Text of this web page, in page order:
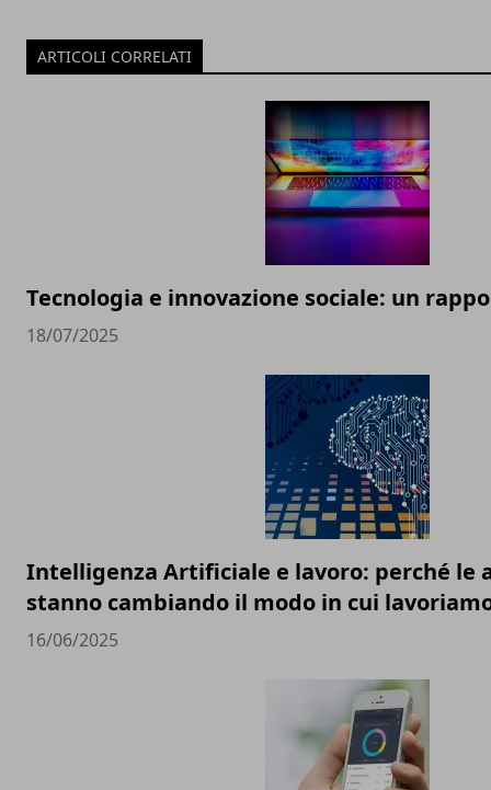
ARTICOLI CORRELATI
Tecnologia e innovazione sociale: un
18/07/2025
Intelligenza Artificiale e lavoro: perché le
stanno cambiando il modo in cui
16/06/2025